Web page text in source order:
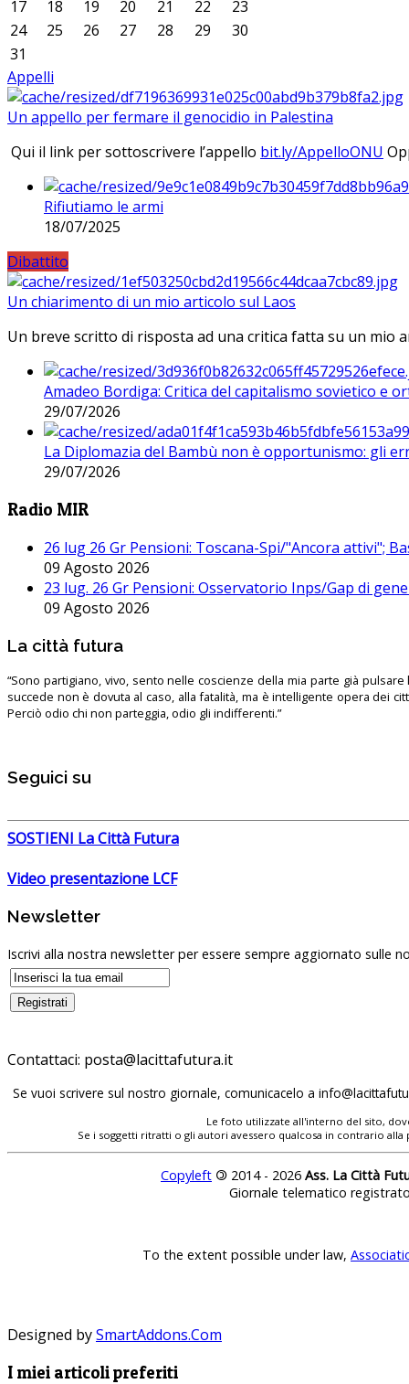
17 18 19 20 21 22
23
24
25 26 27 28 29
30
31
Appelli
Un appello per fermare il genocidio in Palestina
Qui il link per sottoscrivere l’appello bit.ly/AppelloONU
Rifiutiamo le armi
18/07/2025
Dibattito
Un chiarimento di un mio articolo sul Laos
Un breve scritto di risposta ad una critica fatta su un mio
Amadeo Bordiga: Critica del capitalismo sovietico e
29/07/2026
La Diplomazia del Bambù non è opportunismo: gli
29/07/2026
Radio MIR
26 lug 26 Gr Pensioni: Toscana-Spi/"Ancora attivi";
09 Agosto 2026
23 lug. 26 Gr Pensioni: Osservatorio Inps/Gap di
09 Agosto 2026
La città futura
“Sono partigiano, vivo, sento nelle coscienze della mia parte già pulsare
succede non è dovuta al caso, alla fatalità, ma è intelligente opera dei
Perciò odio chi non parteggia, odio gli indifferenti.”
Seguici su
SOSTIENI La Città Futura
Video presentazione LCF
Newsletter
Iscrivi alla nostra newsletter per essere sempre aggiornato sulle
Contattaci:
Se vuoi scrivere sul nostro giornale, comunicacelo a
Le foto utilizzate all'interno del sito,
Se i soggetti ritratti o gli autori avessero qualcosa in contrario
Copyleft © 2014 - 2026 Ass. La Città
Giornale telematico
To the extent possible under law,
Designed bySmartAddons.Com
I miei articoli preferiti